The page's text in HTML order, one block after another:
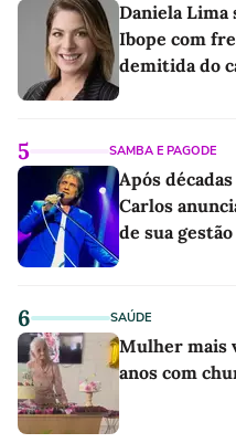
Daniela Lima
Ibope com
demitida do
5 SAMBA E PAGODE
Após
Carlos
de sua gestão
6 SAÚDE
Mulher mais
anos com